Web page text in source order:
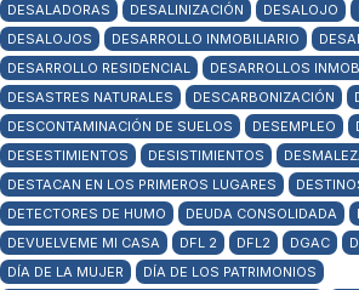
DESALADORAS
DESALINIZACIÓN DESALOJO
DESALOJOS
DESARROLLO INMOBILIARIO
DESARROLLO RESIDENCIAL
DESARROLLOS
DESASTRES NATURALES
DESCARBONIZACIÓN
DESCONTAMINACIÓN DE SUELOS
DESEMPLEO
DESESTIMIENTOS
DESISTIMIENTOS
DESTACAN EN LOS PRIMEROS LUGARES
DETECTORES DE HUMO
DEUDA CONSOLIDADA
DEVUELVEME MI CASA
DFL 2 DFL2 DGAC
DÍA DE LA MUJER
DÍA DE LOS PATRIMONIOS